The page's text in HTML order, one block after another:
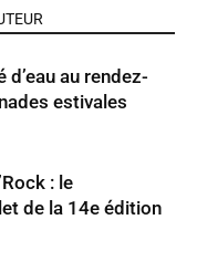
d’eau au rendez-
estivales
: le
de la 14e édition